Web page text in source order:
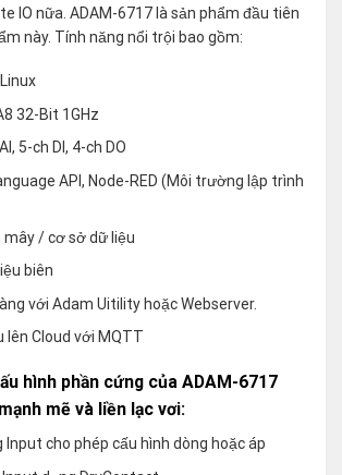
IO nữa. ADAM-6717 là sản phẩm đầu tiên
này. Tính năng nổi trội bao gồm:
32-Bit 1GHz
5-ch DI, 4-ch DO
API, Node-RED (Môi trường lập trình
mây / cơ sở dữ liệu
biên
với Adam Uitility hoặc Webserver.
lên Cloud với MQTT
hình phần cứng của ADAM-6717
mẽ và liền lạc vơi:
Input cho phép cấu hình dòng hoặc áp